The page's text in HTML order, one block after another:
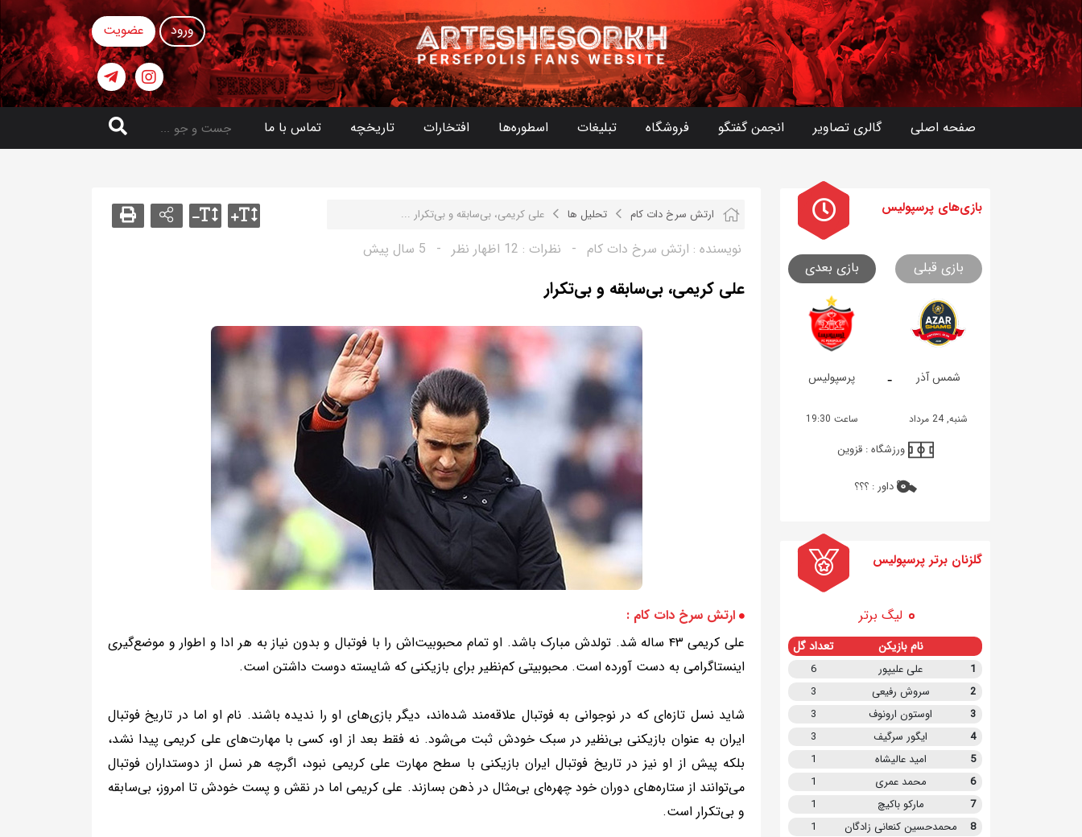
ورود عضویت
صفحه اصلی گالری تصاویر انجمن گفتگو فروشگاه تبلیغات اسطوره‌ها افتخارات تاریخچه تماس با ما
ارتش سرخ دات کام تحلیل ها علی کریمی، بی‌سابقه و بی‌تکرار ...
نویسنده : ارتش سرخ دات کام - نظرات : 12 اظهار نظر - 5 سال پیش
علی کریمی، بی‌سابقه و بی‌تکرار
ارتش سرخ دات کام :
علی کریمی ۴۳ ساله شد. تولدش مبارک باشد. او تمام محبوبیت‌اش را با فوتبال و بدون نیاز به هر ادا و اطوار و موضع‌گیری
اینستاگرامی به دست آورده است. محبوبیتی کم‌نظیر برای بازیکنی که شایسته دوست داشتن است.
شاید نسل تازه‌ای که در نوجوانی به فوتبال علاقه‌مند شده‌اند، دیگر بازی‌های او را ندیده باشند. نام او اما در تاریخ فوتبال
ایران به عنوان بازیکنی بی‌نظیر در سبک خودش ثبت می‌شود. نه فقط بعد از او، کسی با مهارت‌های علی کریمی پیدا نشد،
بلکه پیش از او نیز در تاریخ فوتبال ایران بازیکنی با سطح مهارت علی کریمی نبود، اگرچه هر نسل از دوستداران فوتبال
می‌توانند از ستاره‌های دوران خود چهره‌ای بی‌مثال در ذهن بسازند. علی کریمی اما در نقش و پست خودش تا امروز، بی‌سابقه
و بی‌تکرار است.
بازی های پرسپولیس
بازی قبلی بازی بعدی
- شمس آذر پرسپولیس
شنبه, 24 مرداد ساعت 19:30
ورزشگاه :قزوین
داور :؟؟؟
گلزنان برتر پرسپولیس
لیگ برتر
نام بازیکن تعداد گل
1 علی علیپور
6
2
سروش رفیعی
3
3
اوستون ارونوف
3
4
ایگور سرگیف
3
5
امید عالیشاه
1
6
محمد عمری
1
7
مارکو باکیچ
1
8
محمدحسین کنعانی زادگان
1